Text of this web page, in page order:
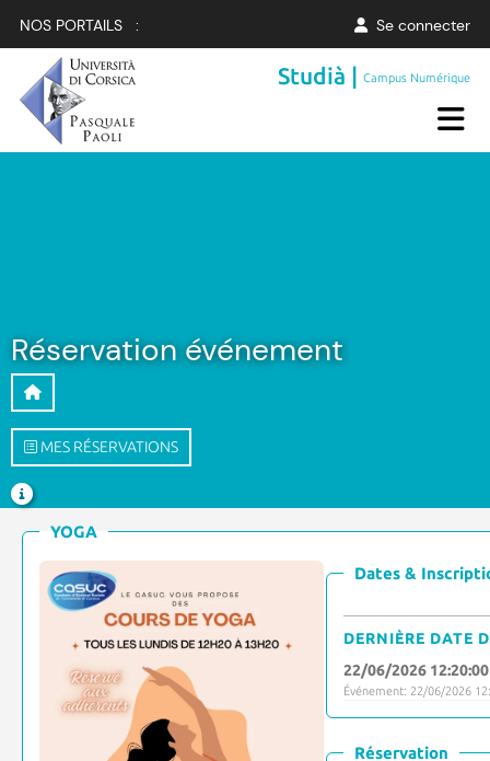
NOS PORTAILS : Se connecter
Studià |Campus Numérique
Réservation événement
MES RÉSERVATIONS
YOGA
Dates &
DERNIÈRE DATE
22/06/2026 12:20:00
Événement: 22/06/2026
Réservation